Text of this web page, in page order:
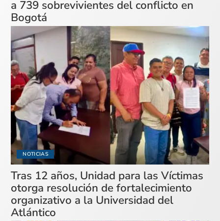
a 739 sobrevivientes del conflicto en
Bogotá
NOTICIAS
Tras 12 años, Unidad para las Víctimas
otorga resolución de fortalecimiento
organizativo a la Universidad del
Atlántico